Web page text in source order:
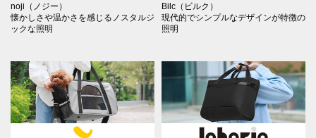
noji（ノジー）
懐かしさや温かさを感じるノスタルジ
ックな照明
Bilc（ビルク）
現代的でシンプルなデザインが特徴の
照明